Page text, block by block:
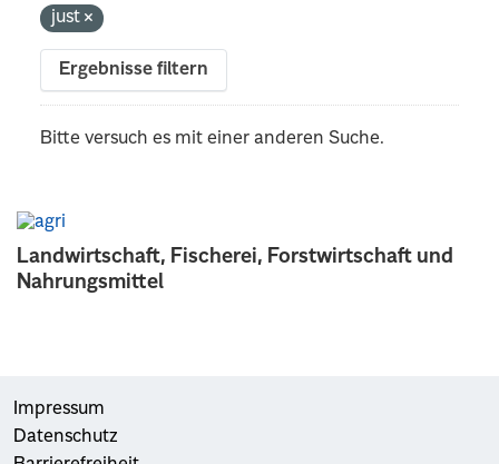
Landwirtschaft, Fischerei, Forstwirtschaft und
Nahrungsmittel
just
Ergebnisse filtern
Bitte versuch es mit einer anderen Suche.
Impressum
Datenschutz